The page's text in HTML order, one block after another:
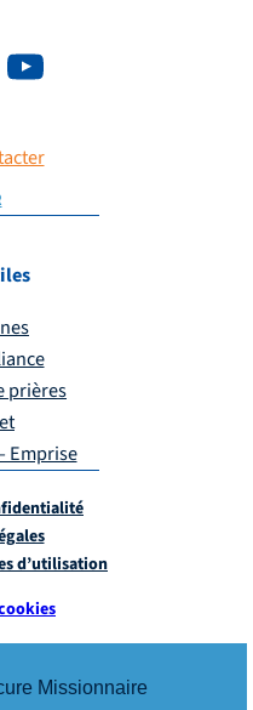
Missionnaire
prières
Emprise
d’utilisation